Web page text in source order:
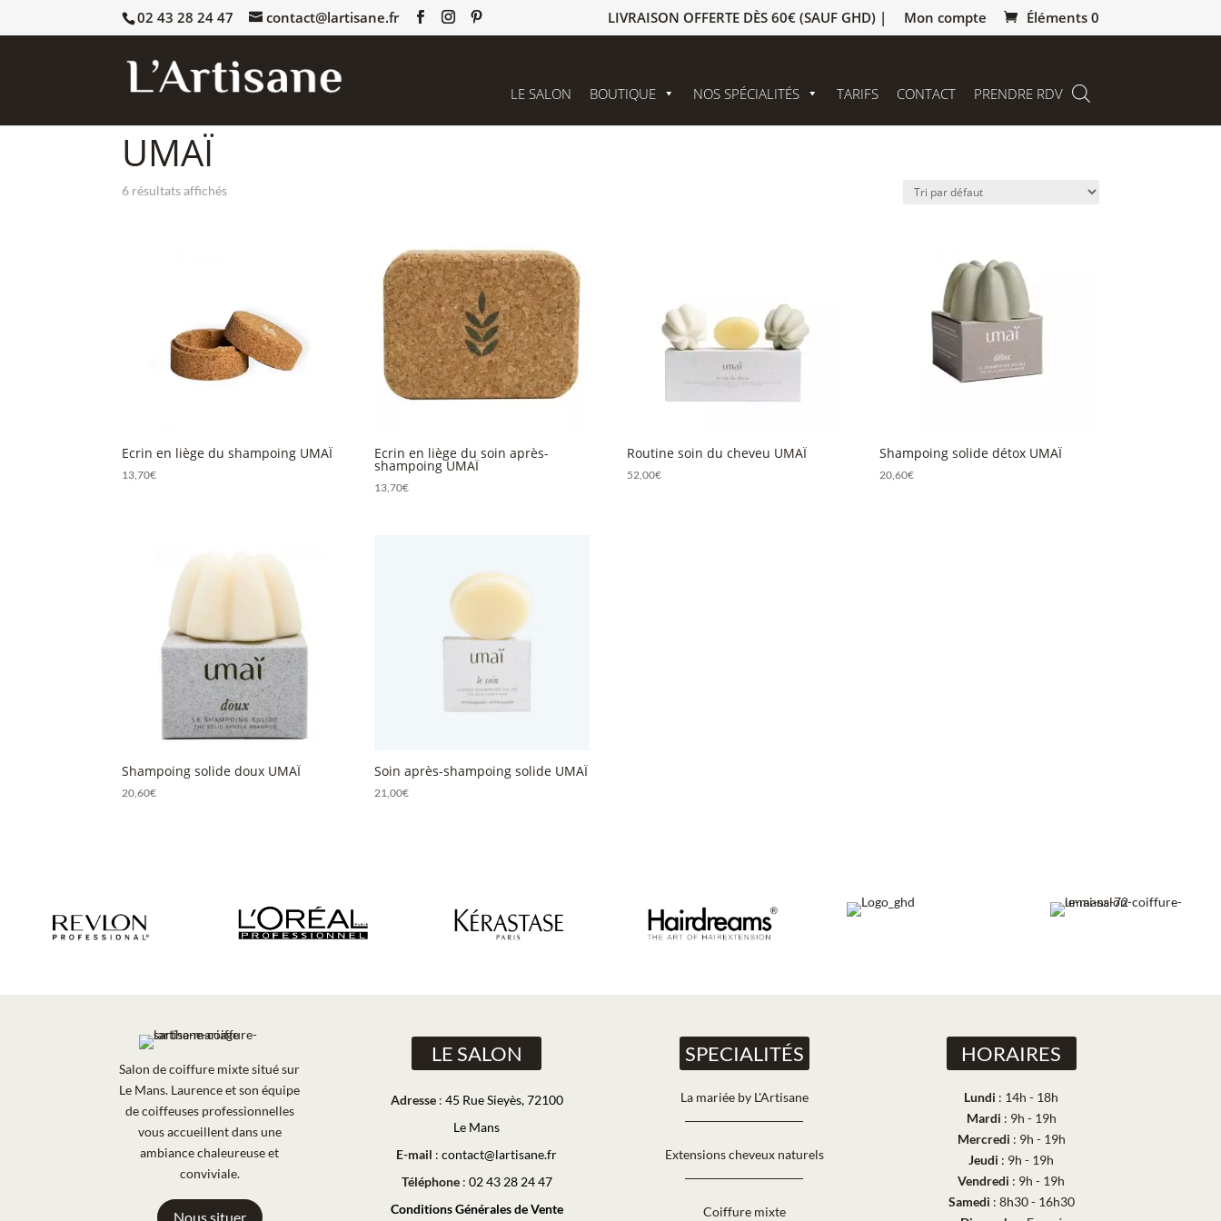
02 43 28 24 47 contact@lartisane.fr LIVRAISON OFFERTE DÈS 60€ (SAUF GHD) | Mon compte Éléments 0
LE SALON BOUTIQUE NOS SPÉCIALITÉS TARIFS CONTACT PRENDRE RDV
UMAÏ
6 résultats affichés
Ecrin en liège du shampoing UMAÏ
13,70€
Ecrin en liège du soin après-
shampoing UMAÏ
13,70€
Routine soin du cheveu UMAÏ
52,00€
Shampoing solide détox UMAÏ
20,60€
Shampoing solide doux UMAÏ
20,60€
Soin après-shampoing solide UMAÏ
21,00€
Salon de coiffure mixte situé sur
Le Mans. Laurence et son équipe
de coiffeuses professionnelles
vous accueillent dans une
ambiance chaleureuse et
conviviale.
Nous situer
LE SALON
Adresse: 45 Rue Sieyès, 72100
Le Mans
E-mail :contact@lartisane.fr
Téléphone: 02 43 28 24 47
Conditions Générales de Vente
SPECIALITÉS
La mariée by L'Artisane
Extensions cheveux naturels
Coiffure mixte
HORAIRES
Lundi : 14h - 18h
Mardi : 9h - 19h
Mercredi : 9h - 19h
Jeudi : 9h - 19h
Vendredi : 9h - 19h
Samedi : 8h30 - 16h30